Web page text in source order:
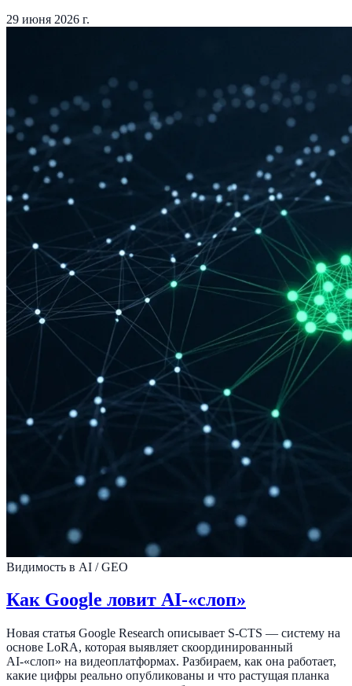
29 июня 2026 г.
Видимость в AI / GEO
Как Google ловит AI-«слоп»
Новая статья Google Research описывает S-CTS — систему на
основе LoRA, которая выявляет скоординированный
AI-«слоп» на видеоплатформах. Разбираем, как она работает,
какие цифры реально опубликованы и что растущая планка